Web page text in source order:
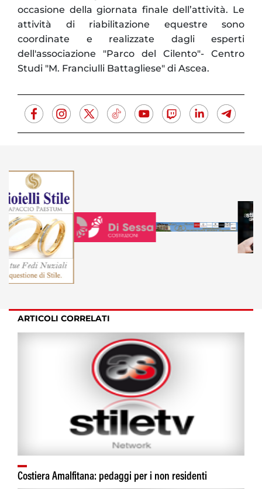
occasione della giornata finale dell’attività. Le
attività di riabilitazione equestre sono
coordinate e realizzate dagli esperti
dell'associazione "Parco del Cilento"- Centro
Studi "M. Franciulli Battagliese" di Ascea.
ARTICOLI CORRELATI
Costiera Amalfitana: pedaggi per i non residenti